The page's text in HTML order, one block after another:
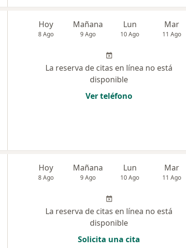
Hoy
8 Ago
Mañana
9 Ago
Lun
10 Ago
Mar
11 Ago
La reserva de citas en línea no está
disponible
Ver teléfono
Hoy
8 Ago
Mañana
9 Ago
Lun
10 Ago
Mar
11 Ago
La reserva de citas en línea no está
disponible
Solicita una cita